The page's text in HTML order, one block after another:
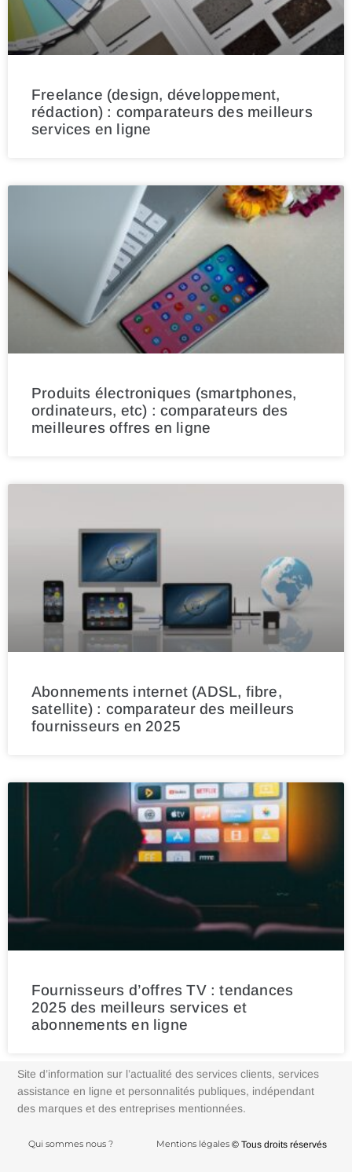
Freelance (design, développement,
rédaction) : comparateurs des meilleurs
services en ligne
Produits électroniques (smartphones,
ordinateurs, etc) : comparateurs des
meilleures offres en ligne
Abonnements internet (ADSL, fibre,
satellite) : comparateur des meilleurs
fournisseurs en 2025
Fournisseurs d’offres TV : tendances
2025 des meilleurs services et
abonnements en ligne
Site d’information sur l’actualité des services clients, services
assistance en ligne et personnalités publiques, indépendant
des marques et des entreprises mentionnées.
Qui sommes nous ? Mentions légales © Tous droits réservés